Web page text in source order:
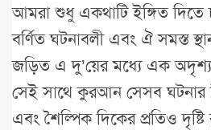
আমরা শুধু একথাটি ইঙ্গিত
বর্ণিত ঘটনাবলী এবং ঐ সমস্ত
জড়িত এ দু’য়ের মধ্যে এক অদৃশ্য
সেই সাথে কুরআন সেসব ঘটনার
এবং শৈল্পিক দিকের প্রতিও